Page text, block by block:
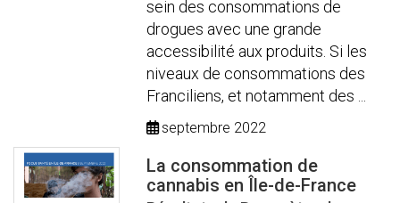
sein des consommations de
drogues avec une grande
accessibilité aux produits. Si les
niveaux de consommations des
Franciliens, et notamment des ...
septembre 2022
La consommation de
cannabis en Île-de-France